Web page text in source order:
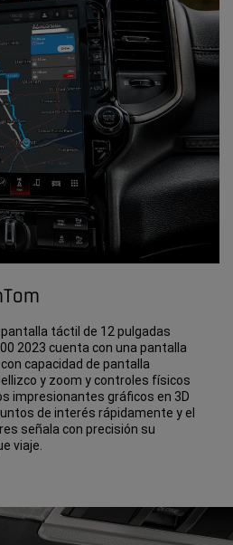
pantalla táctil de 12 pulgadas
2023 cuenta con una pantalla
capacidad de pantalla
y zoom y controles físicos
impresionantes gráficos en 3D
de interés rápidamente y el
señala con precisión su
viaje.